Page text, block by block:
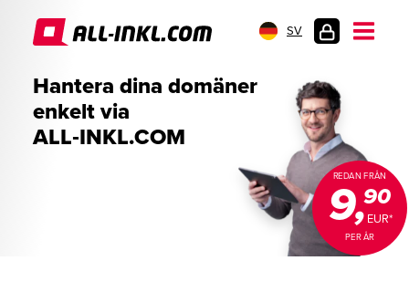
SV
Hantera dina domäner
enkelt via
ALL‑INKL.COM
REDAN FRÅN
9,EUR*
90
PER ÅR